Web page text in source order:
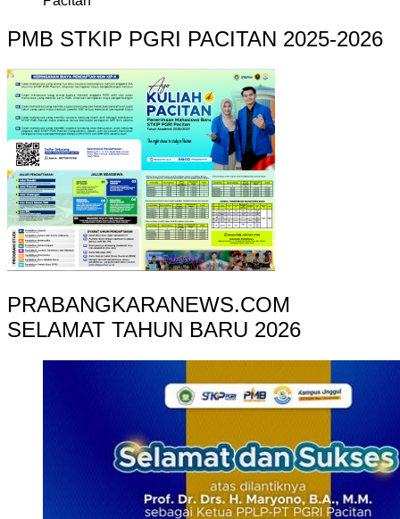
PMB STKIP PGRI PACITAN 2025-2026
PRABANGKARANEWS.COM
SELAMAT TAHUN BARU 2026